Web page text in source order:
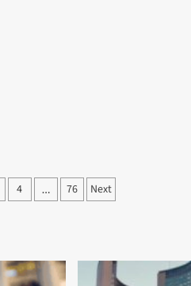
4 … 76 Next